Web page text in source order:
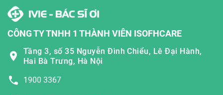
CÔNG TY TNHH 1 THÀNH VIÊN ISOFHCARE
Tầng 3, số 35 Nguyễn Đình Chiểu, Lê Đại Hành,
Hai Bà Trưng, Hà Nội
1900 3367